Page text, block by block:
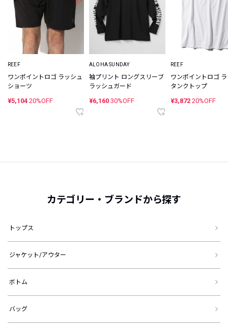
REEF
ワンポイントロゴ ラッシュ
ショーツ
¥5,104 20%OFF
ALOHA SUNDAY
袖プリント ロングスリーブ
ラッシュガード
¥6,160 30%OFF
REEF
ワンポイントロゴ
タンクトップ
¥3,872 20%OFF
カテゴリー・ブランドから探す
トップス
ジャケット/アウター
ボトム
バッグ